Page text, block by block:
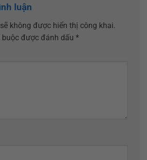
luận
không được hiển thị công khai.
buộc được đánh dấu *